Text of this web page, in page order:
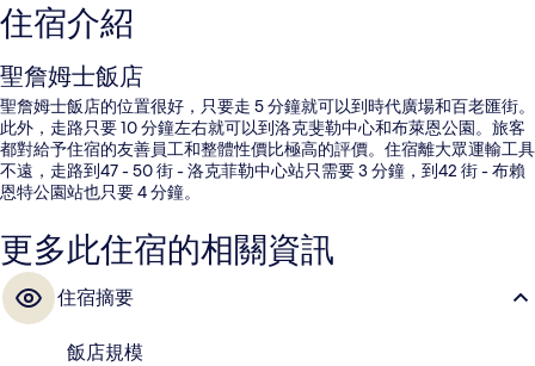
住宿介紹
聖詹姆士飯店
聖詹姆士飯店的位置很好，只要走 5 分鐘就可以到時代廣場和百老匯街。
此外，走路只要 10 分鐘左右就可以到洛克斐勒中心和布萊恩公園。旅客
都對給予住宿的友善員工和整體性價比極高的評價。住宿離大眾運輸工具
不遠，走路到47 - 50 街 - 洛克菲勒中心站只需要 3 分鐘，到42 街 - 布賴
恩特公園站也只要 4 分鐘。
更多此住宿的相關資訊
住宿摘要
飯店規模